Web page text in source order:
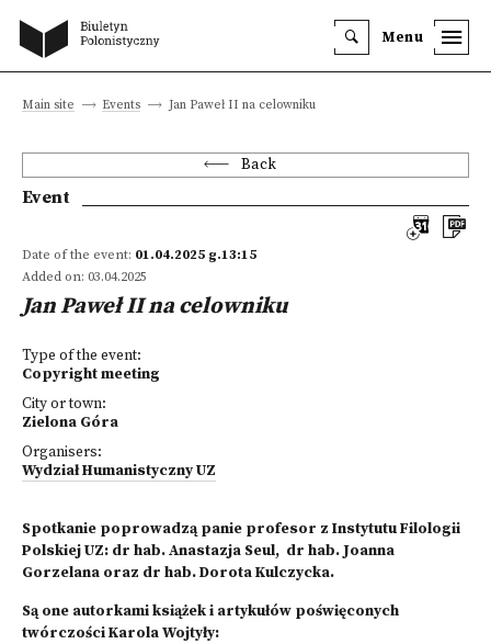
Menu
Main site Events Jan Paweł II na celowniku
Back
Event
Date of the event: 01.04.2025 g.13:15
Added on: 03.04.2025
Jan Paweł II na celowniku
Type of the event:
Copyright meeting
City or town:
Zielona Góra
Organisers:
Wydział Humanistyczny UZ
Spotkanie poprowadzą panie profesor z Instytutu Filologii
Polskiej UZ: dr hab. Anastazja Seul, dr hab. Joanna
Gorzelana oraz dr hab. Dorota Kulczycka.
Są one autorkami książek i artykułów poświęconych
twórczości Karola Wojtyły: